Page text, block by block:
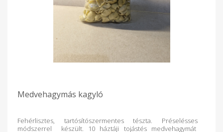
Medvehagymás kagyló
Fehérlisztes, tartósítószermentes tészta. Préselésses
módszerrel készült. 10 háztáji tojástés medvehagymát